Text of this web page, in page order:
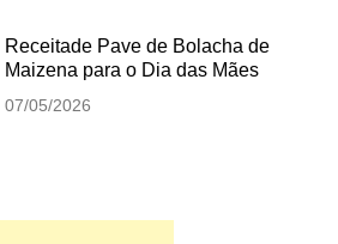
Receitade Pave de Bolacha de
Maizena para o Dia das Mães
07/05/2026